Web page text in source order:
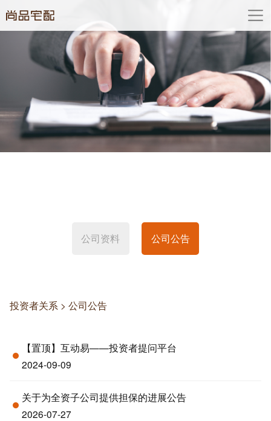
公司资料 公司公告
投资者关系 > 公司公告
【置顶】互动易——投资者提问平台
2024-09-09
关于为全资子公司提供担保的进展公告
2026-07-27